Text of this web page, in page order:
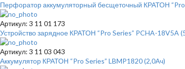
Перфоратор аккумуляторный бесщеточный КРАТОН “Pro
Артикул: 3 11 01 173
Устройство зарядное КРАТОН “Pro Series” PCHA-18V5A
Артикул: 3 11 03 043
Аккумулятор КРАТОН “Pro Series” LBMP1820 (2,0Ач)